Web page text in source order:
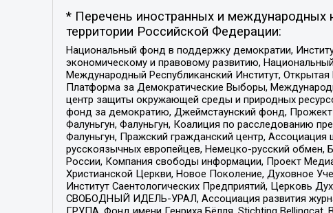
* Перечень иностранных и международных
территории Российской Федерации:
Национальный фонд в поддержку демократии,
экономическому и правовому развитию,
Международный Республиканский Институт,
Платформа за Демократические Выборы,
центр защиты окружающей среды и природных
фонд за демократию, Джеймстаунский фонд, Прожект
Фалуньгун, Фалуньгун, Коалиция по расследованию
Фалуньгун, Пражский гражданский центр,
русскоязычных европейцев, Немецко-русский
России, Компания свободы информации, Проект
Христианской Церкви, Новое Поколение, Духовное
Институт Саентологических Предприятий, Церковь
СВОБОДНЫЙ ИДЕЛЬ-УРАЛ, Ассоциация развития